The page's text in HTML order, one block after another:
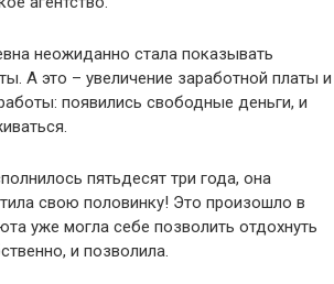
неожиданно стала показывать
А это – увеличение заработной платы и
появились свободные деньги, и
пятьдесят три года, она
свою половинку! Это произошло в
уже могла себе позволить отдохнуть
и позволила.